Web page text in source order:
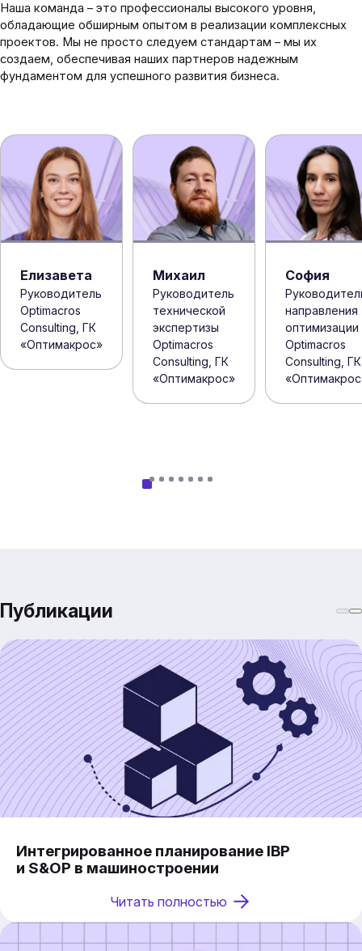
Наша команда – это профессионалы высокого уровня,
обладающие обширным опытом в реализации комплексных
проектов. Мы не просто следуем стандартам – мы их
создаем, обеспечивая наших партнеров надежным
фундаментом для успешного развития бизнеса.
Елизавета
Руководитель
Optimacros
Consulting, ГК
«Оптимакрос»
Михаил
Руководитель
технической
экспертизы
Optimacros
Consulting, ГК
«Оптимакрос»
София
направления
оптимизации
Optimacros
Consulting, ГК
Публикации
Интегрированное планирование IBP
и S&OP в машиностроении
Читать полностью